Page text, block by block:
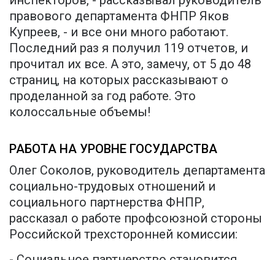
правового департамента ФНПР Яков
Купреев, - и все они много работают.
Последний раз я получил 119 отчетов, и
прочитал их все. А это, замечу, от 5 до 48
страниц, на которых рассказывают о
проделанной за год работе. Это
колоссальные объемы!
РАБОТА НА УРОВНЕ ГОСУДАРСТВА
Олег Соколов, руководитель департамента
социально-трудовых отношений и
социального партнерства ФНПР,
рассказал о работе профсоюзной стороны
Российской трехсторонней комиссии: